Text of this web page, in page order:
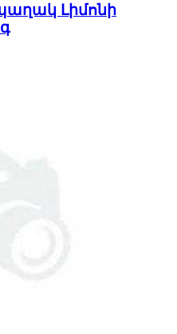
Լիմոնի